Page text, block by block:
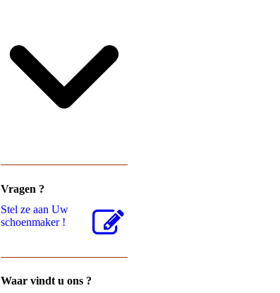
Vragen ?
Stel ze aan Uw
schoenmaker !
Waar vindt u ons ?